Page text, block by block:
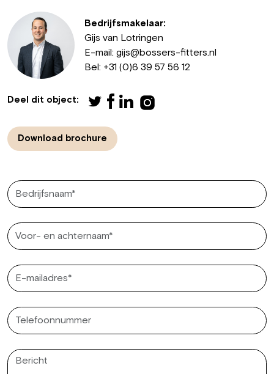
Bedrijfsmakelaar:
Gijs van Lotringen
E-mail: gijs@bossers-fitters.nl
Bel: +31 (0)6 39 57 56 12
Deel dit object:
Download brochure